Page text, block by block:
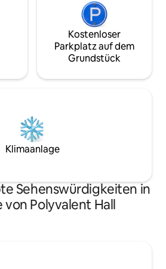
Kostenloser
Parkplatz auf dem
Grundstück
Klimaanlage
Sehenswürdigkeiten in
von Polyvalent Hall